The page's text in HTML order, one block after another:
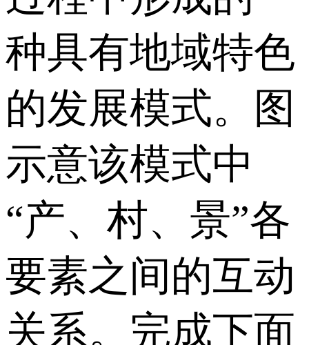
种具有地域特色
的发展模式。图
示意该模式中
“产、村、景”各
要素之间的互动
关系。完成下面